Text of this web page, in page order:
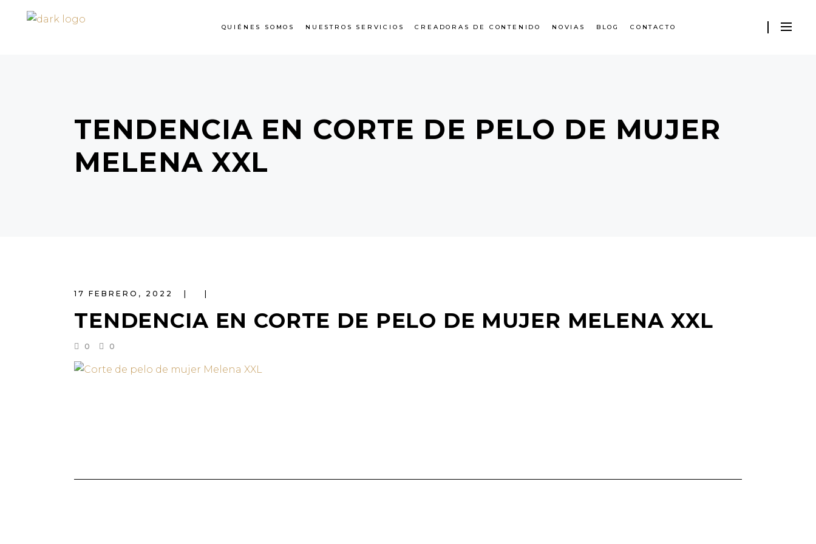
QUIÉNES SOMOS NUESTROS SERVICIOS CREADORAS DE CONTENIDO NOVIAS BLOG CONTACTO
TENDENCIA EN CORTE DE PELO DE MUJER
MELENA XXL
17 FEBRERO, 2022
TENDENCIA EN CORTE DE PELO DE MUJER MELENA XXL
0 0